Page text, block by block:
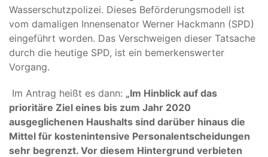
Wasserschutzpolizei. Dieses Beförderungsmodell ist
vom damaligen Innensenator Werner Hackmann (SPD)
eingeführt worden. Das Verschweigen dieser Tatsache
durch die heutige SPD, ist ein bemerkenswerter
Vorgang.
Im Antrag heißt es dann: „Im Hinblick auf das
prioritäre Ziel eines bis zum Jahr 2020
ausgeglichenen Haushalts sind darüber hinaus die
Mittel für kostenintensive Personalentscheidungen
sehr begrenzt. Vor diesem Hintergrund verbieten